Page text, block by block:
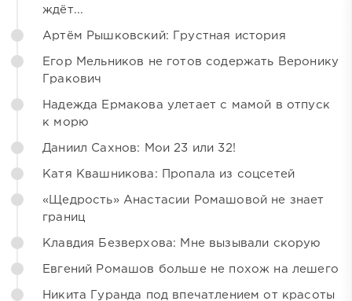
ждёт...
Артём Рышковский: Грустная история
Егор Мельников не готов содержать Веронику
Гракович
Надежда Ермакова улетает с мамой в отпуск
к морю
Даниил Сахнов: Мои 23 или 32!
Катя Квашникова: Пропала из соцсетей
«Щедрость» Анастасии Ромашовой не знает
границ
Клавдия Безверхова: Мне вызывали скорую
Евгений Ромашов больше не похож на лешего
Никита Гуранда под впечатлением от красоты